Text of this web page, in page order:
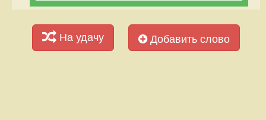
На удачу Добавить слово